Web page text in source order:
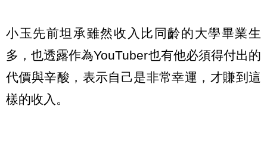
小玉先前坦承雖然收入比同齡的大學畢業生
多，也透露作為YouTuber也有他必須得付出的
代價與辛酸，表示自己是非常幸運，才賺到這
樣的收入。